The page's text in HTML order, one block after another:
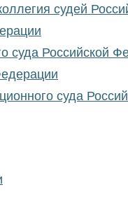
судей
суда Российской
суда